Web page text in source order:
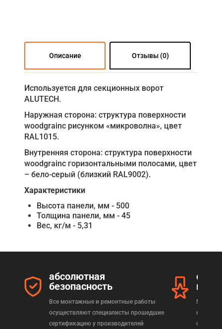
Описание Отзывы (0)
Используется для секционных ворот
ALUTECH.
Наружная сторона: структура поверхности
woodgrainс рисунком «микроволна», цвет
RAL1015.
Внутренняя сторона: структура поверхности
woodgrainс горизонтальными полосами, цвет
– бело-серый (близкий RAL9002).
Характеристики
Высота панели, мм - 500
Толщина панели, мм - 45
Вес, кг/м - 5,31
абсолютная
безопасность
Все монтажные и ремонтные работы
осуществляют специалисты прошедшие
сертификацию у производителей
Мы